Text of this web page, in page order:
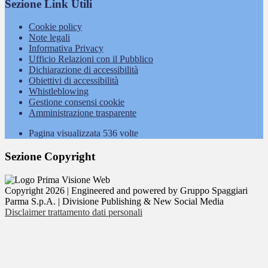
Sezione Link Utili
Cookie policy
Note legali
Informativa Privacy
Ufficio Relazioni con il Pubblico
Dichiarazione di accessibilità
Obiettivi di accessibilità
Whistleblowing
Gestione consensi cookie
Amministrazione trasparente
Pagina visualizzata 536 volte
Sezione Copyright
Copyright 2026 | Engineered and powered by Gruppo Spaggiari
Parma S.p.A. | Divisione Publishing & New Social Media
Disclaimer trattamento dati personali